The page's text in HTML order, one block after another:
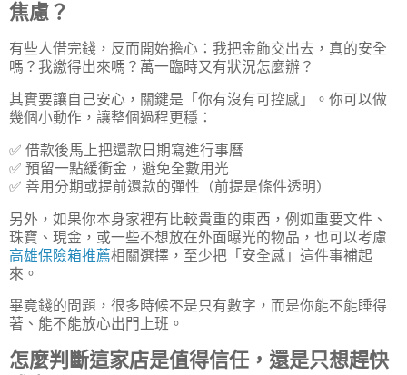
焦慮？
有些人借完錢，反而開始擔心：我把金飾交出去，真的安全
嗎？我繳得出來嗎？萬一臨時又有狀況怎麼辦？
其實要讓自己安心，關鍵是「你有沒有可控感」。你可以做
幾個小動作，讓整個過程更穩：
✅ 借款後馬上把還款日期寫進行事曆
✅ 預留一點緩衝金，避免全數用光
✅ 善用分期或提前還款的彈性（前提是條件透明）
另外，如果你本身家裡有比較貴重的東西，例如重要文件、
珠寶、現金，或一些不想放在外面曝光的物品，也可以考慮
高雄保險箱推薦相關選擇，至少把「安全感」這件事補起
來。
畢竟錢的問題，很多時候不是只有數字，而是你能不能睡得
著、能不能放心出門上班。
怎麼判斷這家店是值得信任，還是只想趕快